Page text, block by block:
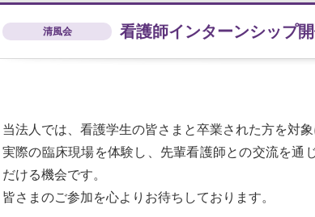
清風会 看護師インターンシップ
当法人では、看護学生の皆さまと卒業された方を対
実際の臨床現場を体験し、先輩看護師との交流を通
だける機会です。
皆さまのご参加を心よりお待ちしております。